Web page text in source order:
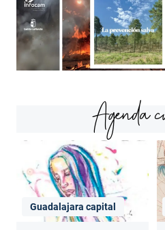
Agenda
Guadalajara capital